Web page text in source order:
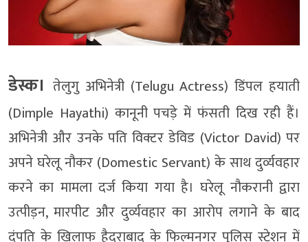
डेस्क। तेलुगु अभिनेत्री (Telugu Actress) डिंपल हयाती
(Dimple Hayathi) कानूनी पचड़े में फंसती दिख रही हैं।
अभिनेत्री और उनके पति विक्टर डेविड (Victor David) पर
अपने घरेलू नौकर (Domestic Servant) के साथ दुर्व्यवहार
करने का मामला दर्ज किया गया है। घरेलू नौकरानी द्वारा
उत्पीड़न, मारपीट और दुर्व्यवहार का आरोप लगाने के बाद
दंपति के खिलाफ हैदराबाद के फिल्मनगर पुलिस स्टेशन में